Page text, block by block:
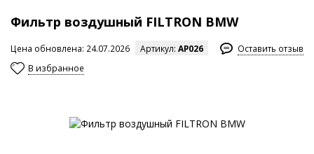
Фильтр воздушный FILTRON BMW
Цена обновлена: 24.07.2026 Артикул:AP026
Оставить отзыв
В избранное